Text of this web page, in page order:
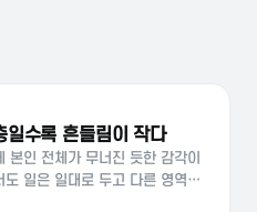
일수록 흔들림이 작다
본인 전체가 무너진 듯한 감각이
일은 일대로 두고 다른 영역으
다. 그 차이를 설명하는 한 가지